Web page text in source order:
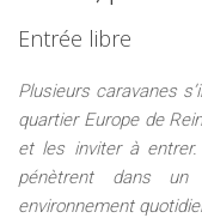
Entrée libre
Plusieurs caravanes
quartier Europe de
et les inviter à
pénètrent dans un
environnement